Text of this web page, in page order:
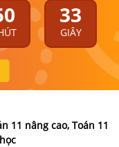
33
GIÂY
11 nâng cao, Toán 11